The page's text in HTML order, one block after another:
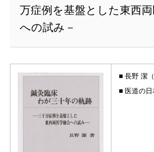
万症例を基盤とした東西
への試み－
■ 長野 潔（
■ 医道の日